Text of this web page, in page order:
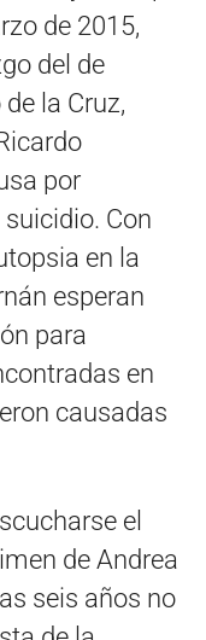
de 2015,
del de
la Cruz,
por
Con
en la
esperan
para
en
causadas
el
de Andrea
seis años no